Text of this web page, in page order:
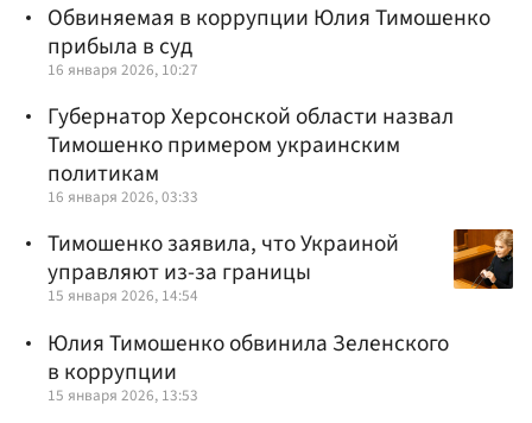
Обвиняемая в коррупции Юлия Тимошенко
прибыла в суд
16 января 2026, 10:27
Губернатор Херсонской области назвал
Тимошенко примером украинским
политикам
16 января 2026, 03:33
Тимошенко заявила, что Украиной
управляют из-за границы
15 января 2026, 14:54
Юлия Тимошенко обвинила Зеленского
в коррупции
15 января 2026, 13:53